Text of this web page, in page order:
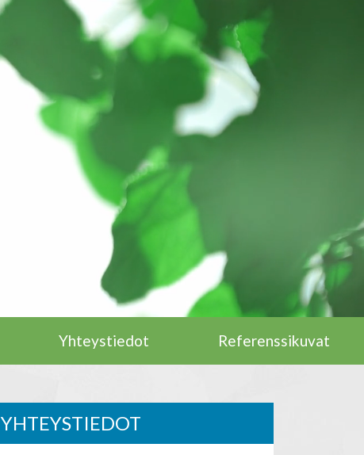
Yhteystiedot Referenssikuvat
YHTEYSTIEDOT